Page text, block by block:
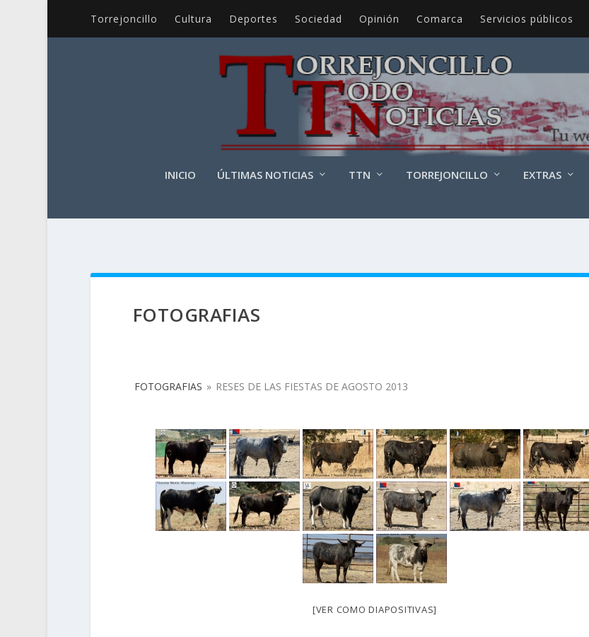
Torrejoncillo Cultura Deportes Sociedad Opinión Comarca Servicios públicos
INICIO ÚLTIMAS NOTICIAS TTN TORREJONCILLO EXTRAS
FOTOGRAFIAS
FOTOGRAFIAS » RESES DE LAS FIESTAS DE AGOSTO 2013
[VER COMO DIAPOSITIVAS]